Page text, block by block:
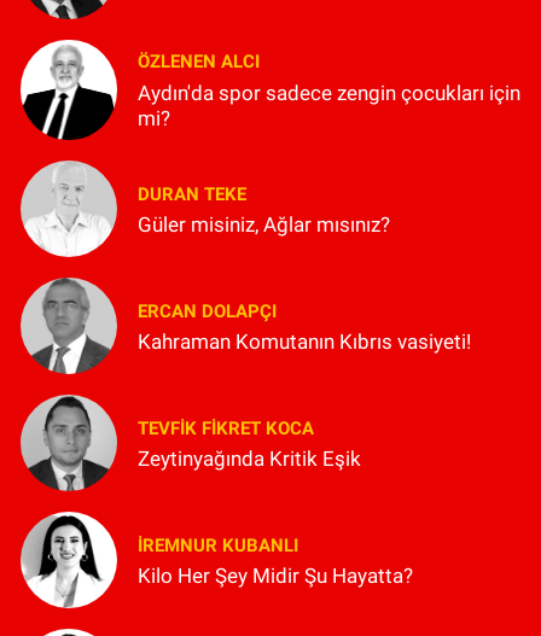
ÖZLENEN ALCI
Aydın'da spor sadece zengin çocukları için
mi?
DURAN TEKE
Güler misiniz, Ağlar mısınız?
ERCAN DOLAPÇI
Kahraman Komutanın Kıbrıs vasiyeti!
TEVFIK FIKRET KOCA
Zeytinyağında Kritik Eşik
İREMNUR KUBANLI
Kilo Her Şey Midir Şu Hayatta?